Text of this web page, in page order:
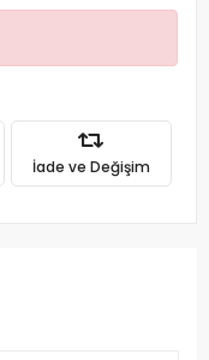
İade ve Değişim